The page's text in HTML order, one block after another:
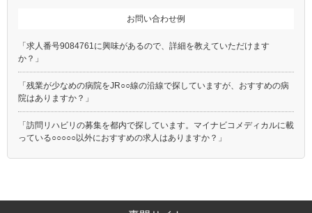
お問い合わせ例
「求人番号9084761に興味があるので、詳細を教えていただけます
か？」
「残業が少なめの病院をJR○○線の沿線で探していますが、おすすめの病
院はありますか？」
「訪問リハビリの募集を都内で探しています。マイナビコメディカルに載
っている○○○○○以外におすすめの求人はありますか？」